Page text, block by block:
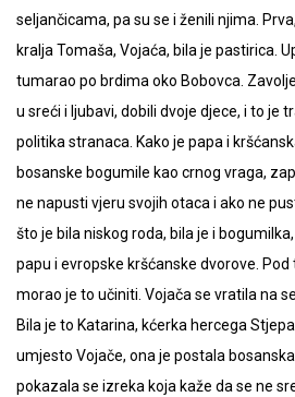
seljančicama, pa su se i ženili njima.
kralja Tomaša, Vojaća, bila je pastirica.
tumarao po brdima oko Bobovca.
u sreći i ljubavi, dobili dvoje djece, i to je
politika stranaca. Kako je papa i
bosanske bogumile kao crnog vraga,
ne napusti vjeru svojih otaca i ako ne
što je bila niskog roda, bila je i
papu i evropske kršćanske dvorove.
morao je to učiniti. Vojača se vratila na
Bila je to Katarina, kćerka hercega
umjesto Vojače, ona je postala
pokazala se izreka koja kaže da se ne